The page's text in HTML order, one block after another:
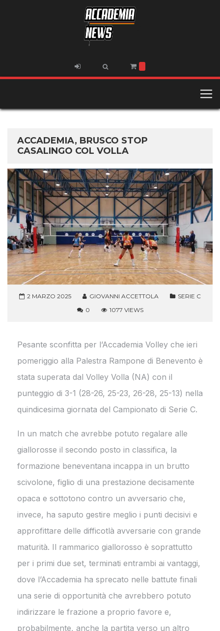
ACCADEMIA, BRUSCO STOP
CASALINGO COL VOLLA
2 MARZO 2025 GIOVANNI ACCETTOLA
SERIE C
0
1077 VIEWS
Pesante sconfitta per l’Accademia Volley che ieri
pomeriggio alla Palestra Rampone di Benevento è
stata superata dal Volley Volla (NA) con il
punteggio di 3-1 (28-26, 25-23, 26-28, 25-13) nella
quindicesima giornata del Campionato di Serie C.
In un match che avrebbe potuto regalare alle
giallorosse il secondo posto in classifica, la
formazione beneventana incappa in un brutto
scivolone, figlio di una prestazione decisamente
opaca e sottotono contro un avversario che,
invece, ha saputo gestire meglio i punti decisivi e
approfittare delle difficotlà avversarie con grande
maturità. Il rammarico giallorosso è soprattutto
per i primi due set, terminati entrambi ai vantaggi,
dove l’Accademia ha sprecato nelle battute finali
una serie di opportunità che avrebbero potuto
indirizzare le frazione a proprio favore e,
probabilmente, anche la partita verso un altro